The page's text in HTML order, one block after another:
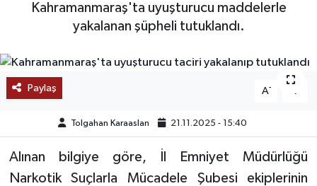
Kahramanmaraş'ta uyuşturucu maddelerle
yakalanan şüpheli tutuklandı.
Paylaş A-
Tolgahan Karaaslan 21.11.2025 - 15:40
Alınan bilgiye göre, İl Emniyet Müdürlüğü
Narkotik Suçlarla Mücadele Şubesi ekiplerinin
EKONOMİ
GÜNDEM
MAGAZİN
SAĞLIK
EĞİTİM
Tüm Manşetler
Son Dakika Haberleri
Haber Arşivi